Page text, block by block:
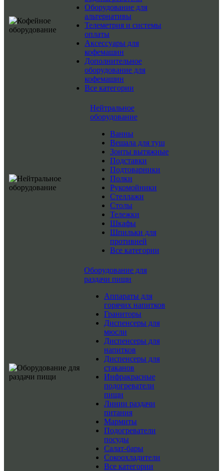
Оборудование для
альтернативы
Телеметрия и системы
оплаты
Аксессуары для
кофемашин
Дополнительное
оборудование для
кофемашин
Все категории
Нейтральное
оборудование
Ванны
Вешала для туш
Зонты вытяжные
Подставки
Подтоварники
Полки
Рукомойники
Стеллажи
Столы
Тележки
Шкафы
Шпильки для
противней
Все категории
Оборудование для
раздачи пищи
Аппараты для
горячих напитков
Граниторы
Диспенсеры для
мюсли
Диспенсеры для
напитков
Диспенсеры для
стаканов
Инфракрасные
подогреватели
пищи
Линии раздачи
питания
Мармиты
Подогреватели
посуды
Салат-бары
Сокоохладители
Все категории